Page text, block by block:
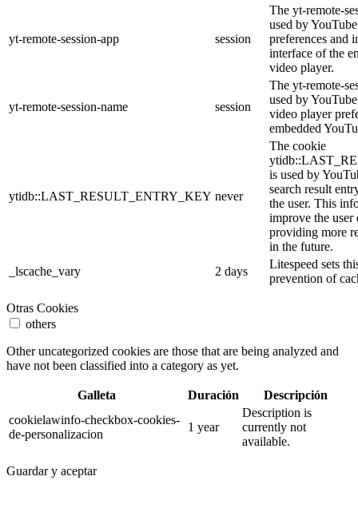
yt-remote-session-app session
The yt-remote-
used by
preferences and
interface of the
video player.
yt-remote-session-name session
The yt-remote-
used by
video player
embedded
ytidb::LAST_RESULT_ENTRY_KEY never
The cookie
is used by
search result
the user. This
improve the user
providing more
in the future.
_lscache_vary
2 days
Litespeed sets
prevention of
Otras Cookies
others
Other uncategorized cookies are those that are being analyzed and
have not been classified into a category as yet.
Galleta Duración
Descripción
cookielawinfo-checkbox-cookies-
de-personalizacion
1 year
Description is
currently not
available.
Guardar y aceptar